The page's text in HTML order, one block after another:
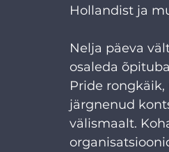
Hollandist ja
Nelja päeva
osaleda
Pride
järgnenud
välismaalt.